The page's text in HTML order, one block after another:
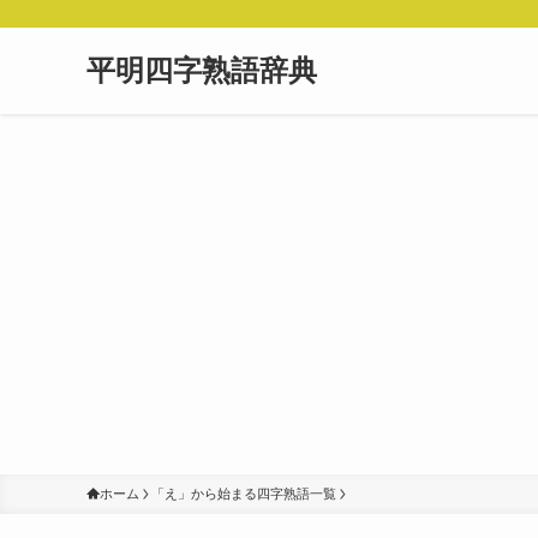
平明四字熟語辞典
ホーム 「え」から始まる四字熟語一覧